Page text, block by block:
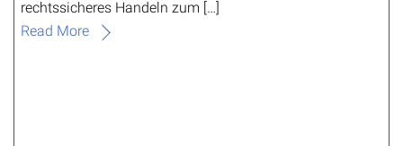
rechtssicheres Handeln zum […]
Read More